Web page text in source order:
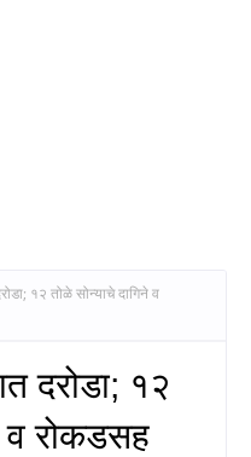
१२ तोळे सोन्याचे दागिने व
दरोडा; १२
व रोकडसह